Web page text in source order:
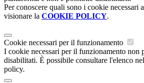
Per conoscere quali sono i cookie necessari
visionare la COOKIE POLICY.
Cookie necessari per il funzionamento
I cookie necessari per il funzionamento non
disabilitati. È possibile consultare l'elenco
policy.